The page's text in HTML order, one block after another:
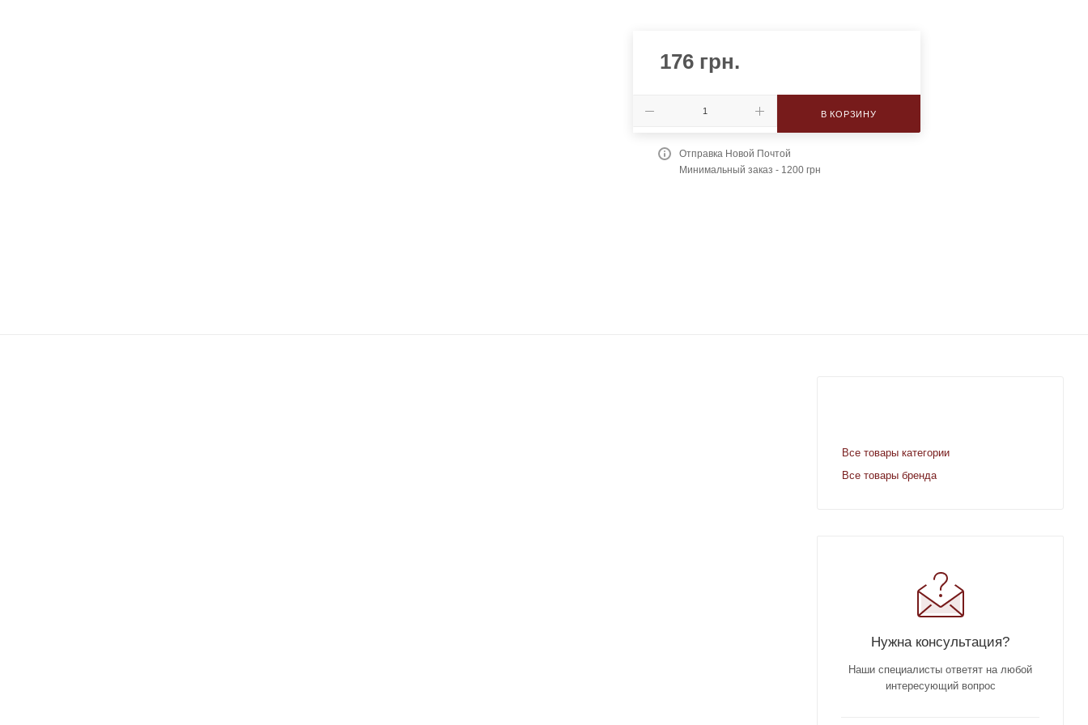
176 грн.
В КОРЗИНУ
Отправка Новой Почтой
Минимальный заказ - 1200 грн
Все товары категории
Все товары бренда
Нужна консультация?
Наши специалисты ответят на любой
интересующий вопрос